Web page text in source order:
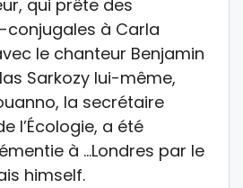
qui prête des
à Carla
le chanteur Benjamin
Sarkozy lui-même,
la secrétaire
l’Écologie, a été
à …Londres par le
himself.